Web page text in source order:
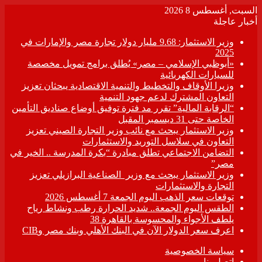
السبت, أغسطس 8 2026
أخبار عاجلة
وزير الاستثمار: 9.68 مليار دولار تجارة مصر والإمارات في
2025
«أبوظبي الإسلامي – مصر» يُطلق برامج تمويل مخصصة
للسيارات الكهربائية
وزيرا الأوقاف والتخطيط والتنمية الاقتصادية يبحثان تعزيز
التعاون المشترك لدعم جهود التنمية
“الرقابة المالية” تقرر مد فترة توفيق أوضاع صناديق التأمين
الخاصة حتى 31 ديسمبر المقبل
وزير الاستثمار يبحث مع نائب وزير التجارة الصيني تعزيز
التعاون في سلاسل التوريد والاستثمارات
التضامن الاجتماعي تطلق مبادرة “بكرة المدرسة .. الخير في
مصر”
وزير الاستثمار يبحث مع وزير الصناعية البرازيلي تعزيز
التجارة والاستثمارات
توقعات سعر الذهب اليوم الجمعة 7 أغسطس 2026
الطقس اليوم الجمعة.. شديد الحرارة رطب ونشاط رياح
يلطف الأجواء والمحسوسة بالقاهرة 38
اعرف سعر الدولار الآن في البنك الأهلي وبنك مصر وCIB
سياسة الخصوصية